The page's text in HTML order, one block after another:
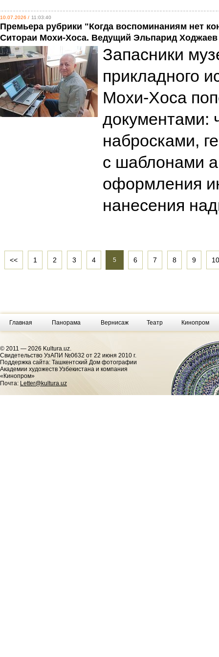
10.07.2026 / 11:03:40
Премьера рубрики "Когда воспоминаниям нет
Ситораи Мохи-Хоса. Ведущий Эльпарид Ходжаев
Запасники
прикладного
Мохи-Хоса
документами:
набросками,
с шаблонами
оформления
нанесения
<< 1 2 3 4 5 6 7 8 9 10
Главная Панорама Вернисаж Театр Кинопром
© 2011 — 2026 Kultura.uz.
Cвидетельство УзАПИ №0632 от 22 июня 2010 г.
Поддержка сайта: Ташкентский Дом фотографии
Академии художеств Узбекистана и компания
«Кинопром»
Почта: Letter@kultura.uz